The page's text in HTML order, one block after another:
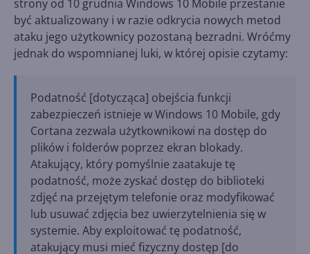
strony od 10 grudnia Windows 10 Mobile przestanie
być aktualizowany i w razie odkrycia nowych metod
ataku jego użytkownicy pozostaną bezradni. Wróćmy
jednak do wspomnianej luki, w której opisie czytamy:
Podatność [dotycząca] obejścia funkcji
zabezpieczeń istnieje w Windows 10 Mobile, gdy
Cortana zezwala użytkownikowi na dostęp do
plików i folderów poprzez ekran blokady.
Atakujący, który pomyślnie zaatakuje tę
podatność, może zyskać dostęp do biblioteki
zdjęć na przejętym telefonie oraz modyfikować
lub usuwać zdjęcia bez uwierzytelnienia się w
systemie. Aby exploitować tę podatność,
atakujący musi mieć fizyczny dostęp [do